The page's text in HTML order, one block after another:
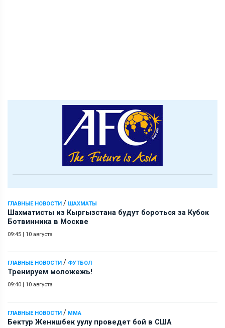
ГЛАВНЫЕ НОВОСТИ / ШАХМАТЫ
Шахматисты из Кыргызстана будут бороться за Кубок
Ботвинника в Москве
09:45 | 10 августа
ГЛАВНЫЕ НОВОСТИ / ФУТБОЛ
Тренируем моложежь!
09:40 | 10 августа
ГЛАВНЫЕ НОВОСТИ / ММА
Бектур Женишбек уулу проведет бой в США